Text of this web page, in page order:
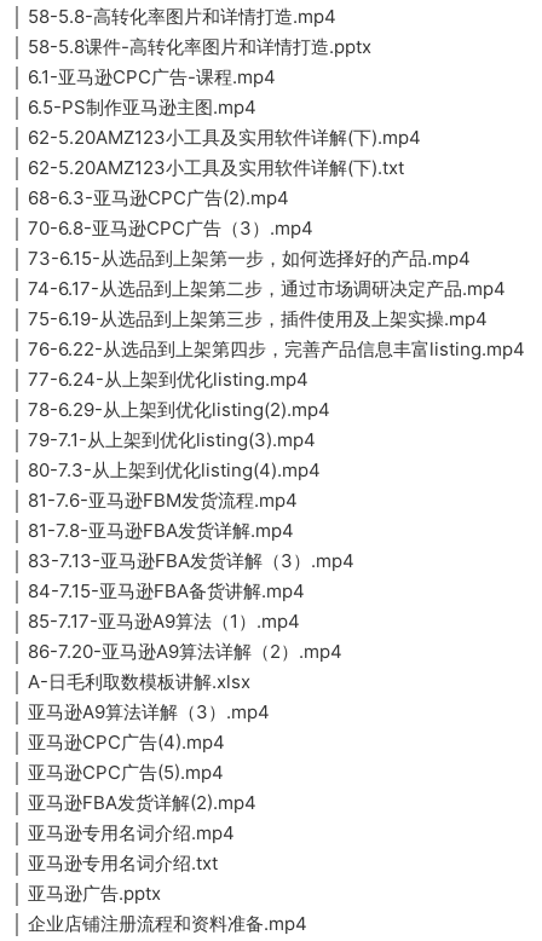
│ 58-5.8-高转化率图片和详情打造.mp4
│ 58-5.8课件-高转化率图片和详情打造.pptx
│ 6.1-亚马逊CPC广告-课程.mp4
│ 6.5-PS制作亚马逊主图.mp4
│ 62-5.20AMZ123小工具及实用软件详解(下).mp4
│ 62-5.20AMZ123小工具及实用软件详解(下).txt
│ 68-6.3-亚马逊CPC广告(2).mp4
│ 70-6.8-亚马逊CPC广告（3）.mp4
│ 73-6.15-从选品到上架第一步，如何选择好的产品.mp4
│ 74-6.17-从选品到上架第二步，通过市场调研决定产品.mp4
│ 75-6.19-从选品到上架第三步，插件使用及上架实操.mp4
│ 76-6.22-从选品到上架第四步，完善产品信息丰富listing.mp4
│ 77-6.24-从上架到优化listing.mp4
│ 78-6.29-从上架到优化listing(2).mp4
│ 79-7.1-从上架到优化listing(3).mp4
│ 80-7.3-从上架到优化listing(4).mp4
│ 81-7.6-亚马逊FBM发货流程.mp4
│ 81-7.8-亚马逊FBA发货详解.mp4
│ 83-7.13-亚马逊FBA发货详解（3）.mp4
│ 84-7.15-亚马逊FBA备货讲解.mp4
│ 85-7.17-亚马逊A9算法（1）.mp4
│ 86-7.20-亚马逊A9算法详解（2）.mp4
│ A-日毛利取数模板讲解.xlsx
│ 亚马逊A9算法详解（3）.mp4
│ 亚马逊CPC广告(4).mp4
│ 亚马逊CPC广告(5).mp4
│ 亚马逊FBA发货详解(2).mp4
│ 亚马逊专用名词介绍.mp4
│ 亚马逊专用名词介绍.txt
│ 亚马逊广告.pptx
│ 企业店铺注册流程和资料准备.mp4